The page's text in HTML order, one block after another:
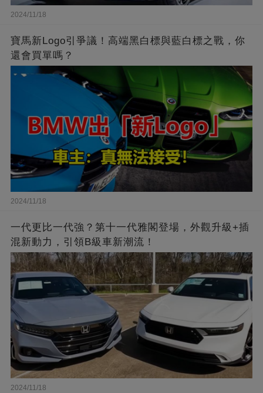
2024/11/18
寶馬新Logo引爭議！高端黑白標與藍白標之戰，你
還會買單嗎？
2024/11/18
一代更比一代強？第十一代雅閣登場，外觀升級+插
混新動力，引領B級車新潮流！
2024/11/18